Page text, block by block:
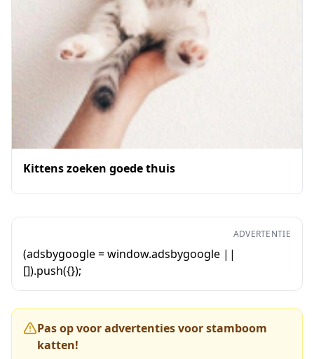
Kittens zoeken goede thuis
ADVERTENTIE
(adsbygoogle = window.adsbygoogle ||
[]).push({});
Pas op voor advertenties voor stamboom
katten!